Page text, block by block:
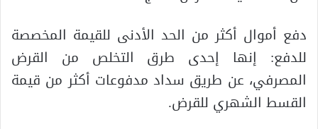
دفع أموال أكثر من الحد الأدنى للقيمة المخصصة
للدفع: إنها إحدى طرق التخلص من القرض
المصرفي، عن طريق سداد مدفوعات أكثر من قيمة
القسط الشهري للقرض.